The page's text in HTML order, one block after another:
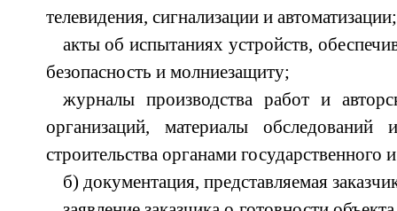
телевидения, сигнализации и автоматизации;
акты об испытаниях устройств,
безопасность и молниезащиту;
журналы производства работ и
организаций, материалы
строительства органами государственного
б) документация, представляемая